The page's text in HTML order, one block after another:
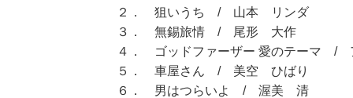
２． 狙いうち / 山本 リンダ
３． 無錫旅情 / 尾形 大作
４． ゴッドファーザー 愛のテーマ /
５． 車屋さん / 美空 ひばり
６． 男はつらいよ / 渥美 清